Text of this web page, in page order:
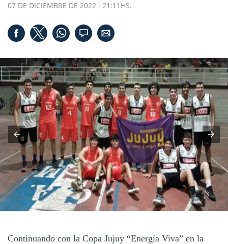
07 DE DICIEMBRE DE 2022 · 21:11HS.
Continuando con la Copa Jujuy “Energía Viva” en la